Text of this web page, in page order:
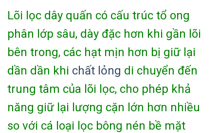
Lõi lọc dây quấn có cấu trúc tổ ong
phân lớp sâu, dày đặc hơn khi gần lõi
bên trong, các hạt mịn hơn bị giữ lại
dần dần khi chất lỏng di chuyển đến
trung tâm của lõi lọc, cho phép khả
năng giữ lại lượng cặn lớn hơn nhiều
so với cá loại lọc bông nén bề mặt